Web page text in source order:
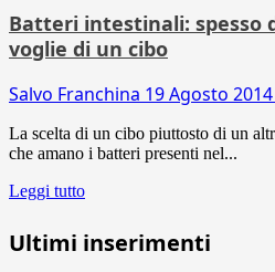
Batteri intestinali: spesso
voglie di un cibo
Salvo Franchina 19 Agosto 2014
La scelta di un cibo piuttosto di un
che amano i batteri presenti nel...
Leggi tutto
Ultimi inserimenti